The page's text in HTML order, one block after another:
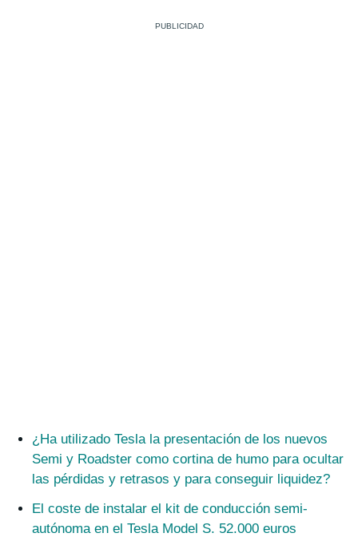
¿Ha utilizado Tesla la presentación de los nuevos
Semi y Roadster como cortina de humo para ocultar
las pérdidas y retrasos y para conseguir liquidez?
El coste de instalar el kit de conducción semi-
autónoma en el Tesla Model S. 52.000 euros